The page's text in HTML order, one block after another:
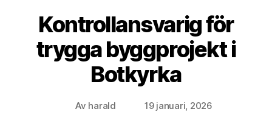
Kontrollansvarig för
trygga byggprojekt i
Botkyrka
Inläggsförfattare
Av harald Inläggsdatum
19 januari, 2026